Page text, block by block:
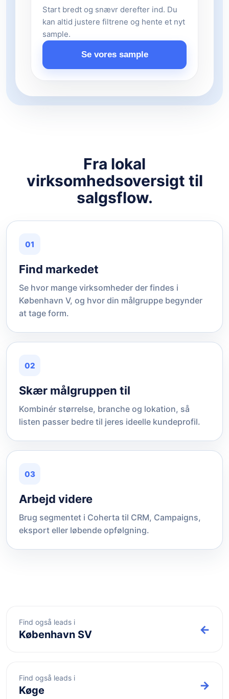
Start bredt og snævr derefter ind. Du
kan altid justere filtrene og hente et nyt
sample.
Se vores sample
Fra lokal
virksomhedsoversigt til
salgsflow.
01
Find markedet
Se hvor mange virksomheder der findes i
København V, og hvor din målgruppe begynder
at tage form.
02
Skær målgruppen til
Kombinér størrelse, branche og lokation, så
listen passer bedre til jeres ideelle kundeprofil.
03
Arbejd videre
Brug segmentet i Coherta til CRM, Campaigns,
eksport eller løbende opfølgning.
Find også leads i
København SV ←
Find også leads i
Køge →